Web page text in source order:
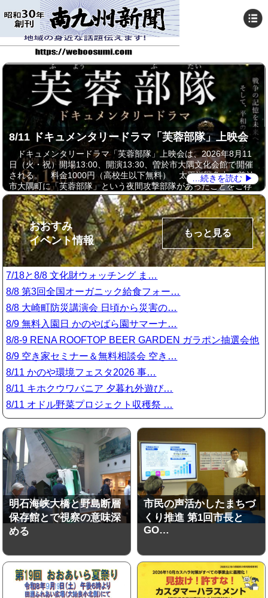
8/11 ドキュメンタリードラマ「芙蓉部隊」上映会
ドキュメンタリードラマ「芙蓉部隊」上映会は、2026年8月11
日（火・祝）開場13:00、開演13:30、曽於市大隅文化会館で開催
される。 料金1000円（高校生以下無料） 太平洋戦争中、曽於
市大隅町に「芙蓉部隊」という夜間攻撃部隊があったことをご存
知ですか？ 戦時中、特攻ではなく夜間攻撃という道…
…続きを読む ▶
おおすみ
イベント情報
もっと見る
7/18と8/8 文化財ウォッチング ま…
8/8 第3回全国オーガニック給食フォー…
8/8 大崎町防災講演会 日頃から災害の…
8/9 無料入園日 かのやばら園サマーナ…
8/8-9 RENA ROOFTOP BEER GARDEN ガラポン抽選会他
8/9 空き家セミナー＆無料相談会 空き…
8/11 かのや環境フェスタ2026 事…
8/11 キホクウワバニア 夕暮れ外遊び…
8/11 オドル野菜プロジェクト収穫祭 …
明石海峡大橋と野島断層
保存館とで視察の意味深
める
市民の声活かしたまちづ
くり推進 第1回市長と
GO…